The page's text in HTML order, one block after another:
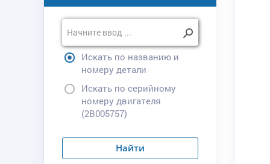
Искать по названию и
номеру детали
Искать по серийному
номеру двигателя
(2B005757)
Найти